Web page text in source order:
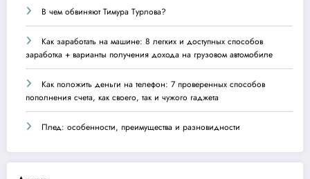
В чем обвиняют Тимура Турлова?
Как заработать на машине: 8 легких и доступных способов
заработка + варианты получения дохода на грузовом автомобиле
Как положить деньги на телефон: 7 проверенных способов
пополнения счета, как своего, так и чужого гаджета
Плед: особенности, преимущества и разновидности